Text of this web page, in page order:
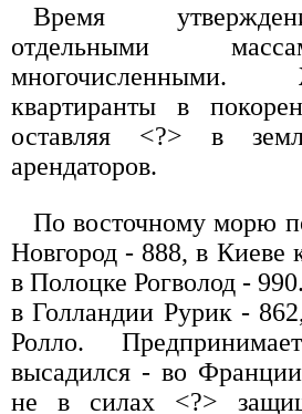
Время
отдельными
квартиранты в
оставляя <?> в
арендаторов.
По восточному морю
Новгород - 888, в Киеве
в Полоцке Рогволод -
в Голландии Рурик -
Ролло.
высадился - во
не в силах <?>